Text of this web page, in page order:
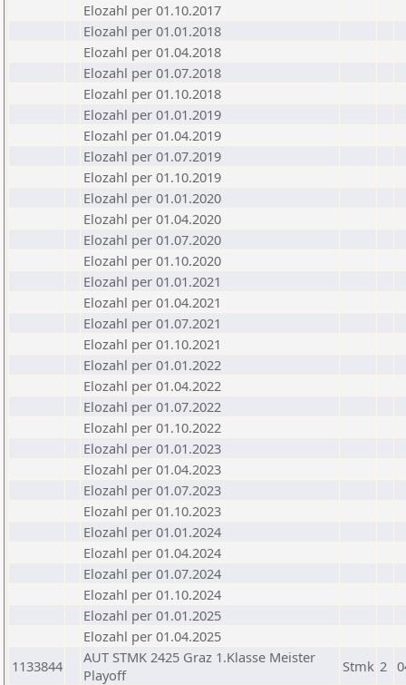
Elozahl per 01.10.2017
Elozahl per 01.01.2018
Elozahl per 01.04.2018
Elozahl per 01.07.2018
Elozahl per 01.10.2018
Elozahl per 01.01.2019
Elozahl per 01.04.2019
Elozahl per 01.07.2019
Elozahl per 01.10.2019
Elozahl per 01.01.2020
Elozahl per 01.04.2020
Elozahl per 01.07.2020
Elozahl per 01.10.2020
Elozahl per 01.01.2021
Elozahl per 01.04.2021
Elozahl per 01.07.2021
Elozahl per 01.10.2021
Elozahl per 01.01.2022
Elozahl per 01.04.2022
Elozahl per 01.07.2022
Elozahl per 01.10.2022
Elozahl per 01.01.2023
Elozahl per 01.04.2023
Elozahl per 01.07.2023
Elozahl per 01.10.2023
Elozahl per 01.01.2024
Elozahl per 01.04.2024
Elozahl per 01.07.2024
Elozahl per 01.10.2024
Elozahl per 01.01.2025
Elozahl per 01.04.2025
1133844
AUT STMK 2425 Graz 1.Klasse Meister
Playoff
Stmk 2